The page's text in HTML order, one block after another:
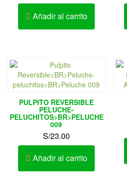
Añadir al carrito
PULPITO REVERSIBLE
PELUCHE-
PELUCHITOS>BR>PELUCHE
009
S/23.00
Añadir al carrito